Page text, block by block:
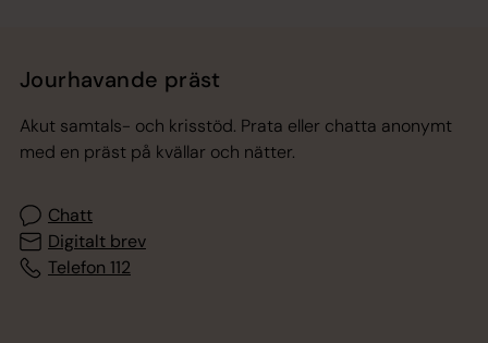
Jourhavande präst
Akut samtals- och krisstöd. Prata eller chatta anonymt
med en präst på kvällar och nätter.
Chatt
Digitalt brev
Telefon 112